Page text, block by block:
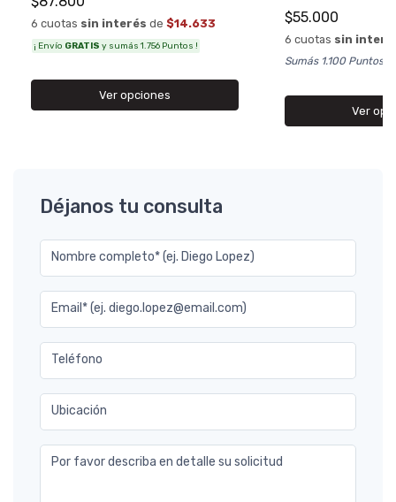
6 cuotas sin interés de $14.633
¡ Envío GRATIS y sumás 1.756 Puntos !
Ver opciones
$55.000
6 cuotas sin
Sumás 1.100 Puntos
Ver
Déjanos tu consulta
Nombre completo* (ej. Diego Lopez)
Email* (ej. diego.lopez@email.com)
Teléfono
Ubicación
Por favor describa en detalle su solicitud